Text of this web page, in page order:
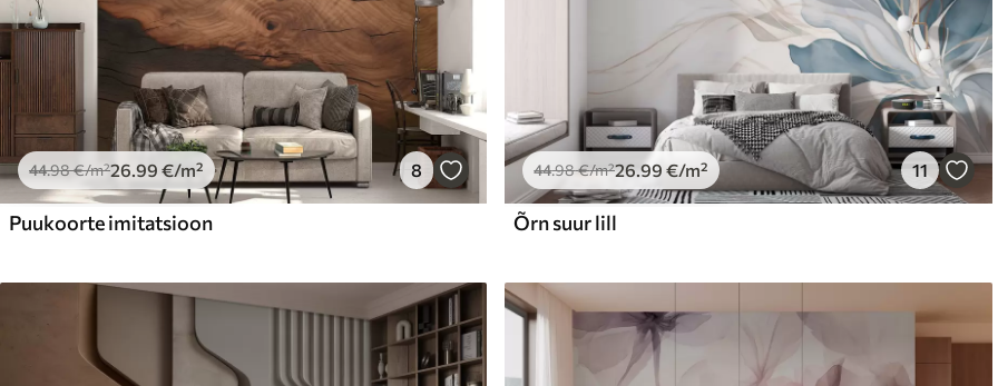
44.98€/m²26.99 €/m² 8
Puukoorte imitatsioon
44.98€/m²26.99 €/m² 11
Õrn suur lill